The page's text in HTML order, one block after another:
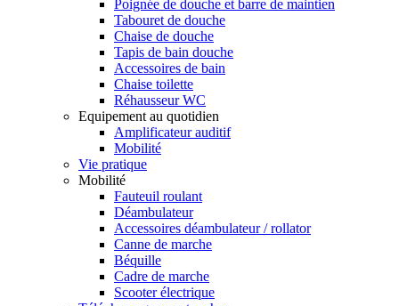
Poignée de douche et barre de maintien
Tabouret de douche
Chaise de douche
Tapis de bain douche
Accessoires de bain
Chaise toilette
Réhausseur WC
Equipement au quotidien
Amplificateur auditif
Mobilité
Vie pratique
Mobilité
Fauteuil roulant
Déambulateur
Accessoires déambulateur / rollator
Canne de marche
Béquille
Cadre de marche
Scooter électrique